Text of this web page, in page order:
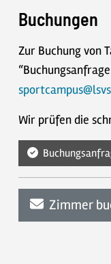
Buchungen
Zur Buchung von
Wir prüfen die
Zimmer